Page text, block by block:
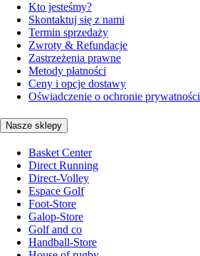
Kto jesteśmy?
Skontaktuj się z nami
Termin sprzedaży
Zwroty & Refundacje
Zastrzeżenia prawne
Metody płatności
Ceny i opcje dostawy
Oświadczenie o ochronie prywatności
Nasze sklepy
Basket Center
Direct Running
Direct-Volley
Espace Golf
Foot-Store
Galop-Store
Golf and co
Handball-Store